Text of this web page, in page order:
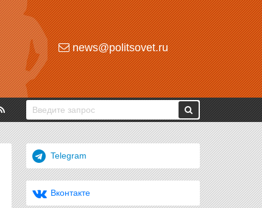
news@politsovet.ru
Telegram
Вконтакте